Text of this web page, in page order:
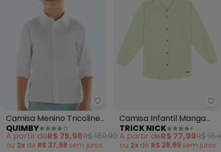
Quimby - Camisa Menino
Camisa Menino Tricoline
(Branco)
QUIMBY
A partir deR$ 75,96R$ 189,90
ou 2x de R$ 37,98 sem juros
Camisa Infantil Manga
Longa (Verde)
TRICK NICK
A partir deR$ 77,99R$
ou 2x de R$ 38,99 sem juros